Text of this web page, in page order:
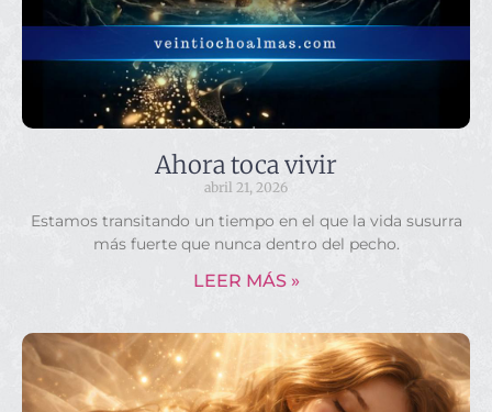
Ahora toca vivir
abril 21, 2026
Estamos transitando un tiempo en el que la vida susurra
más fuerte que nunca dentro del pecho.
LEER MÁS »